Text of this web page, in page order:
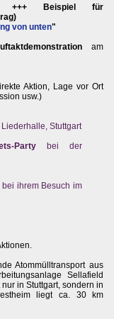
+++ Beispiel für
von unten"
am
Aktion, Lage vor Ort
usw.)
Stuttgart
Party bei der
bei ihrem Besuch im
Atommülltransport aus
Sellafield
in Stuttgart, sondern in
liegt ca. 30 km